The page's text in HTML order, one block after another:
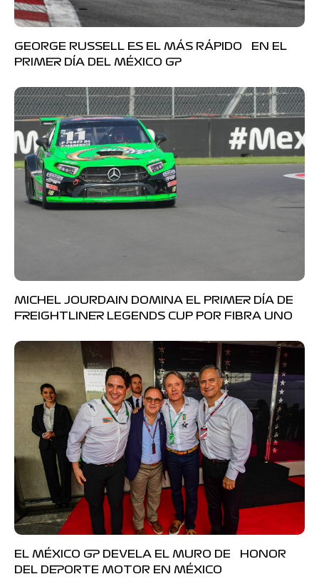
GEORGE RUSSELL ES EL MÁS RÁPIDO EN EL
PRIMER DÍA DEL MÉXICO GP
MICHEL JOURDAIN DOMINA EL PRIMER DÍA DE
FREIGHTLINER LEGENDS CUP POR FIBRA UNO
EL MÉXICO GP DEVELA EL MURO DE HONOR
DEL DEPORTE MOTOR EN MÉXICO